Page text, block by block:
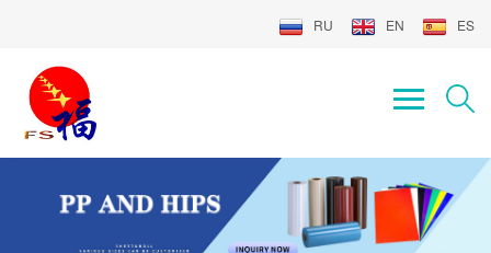
RU EN ES